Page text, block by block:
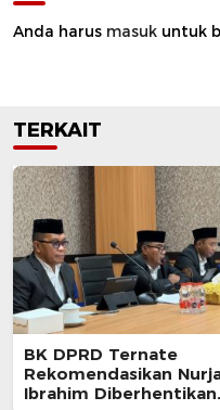
Anda harus masuk untuk
TERKAIT
BK DPRD Ternate
Rekomendasikan
Ibrahim Diberhentikan